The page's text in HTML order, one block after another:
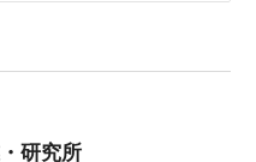
研究所